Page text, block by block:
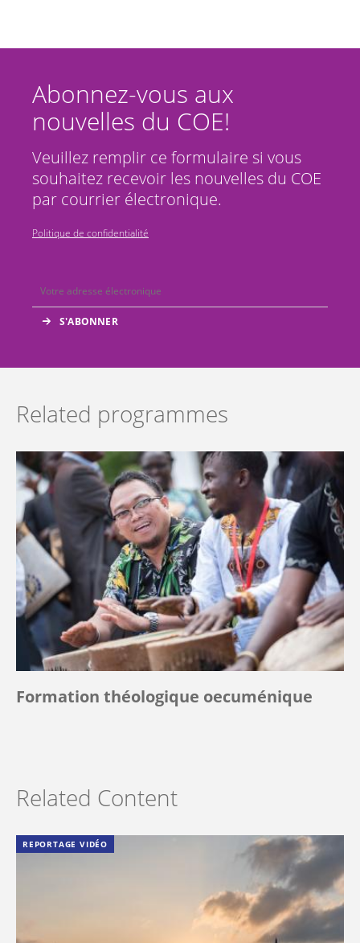
Abonnez-vous aux
nouvelles du COE!
Veuillez remplir ce formulaire si vous
souhaitez recevoir les nouvelles du COE
par courrier électronique.
Politique de confidentialité
Related programmes
Formation théologique oecuménique
Related Content
REPORTAGE VIDÉO